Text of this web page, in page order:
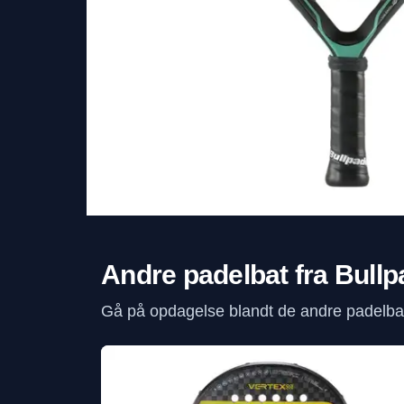
Andre padelbat fra
Gå på opdagelse blandt de andre